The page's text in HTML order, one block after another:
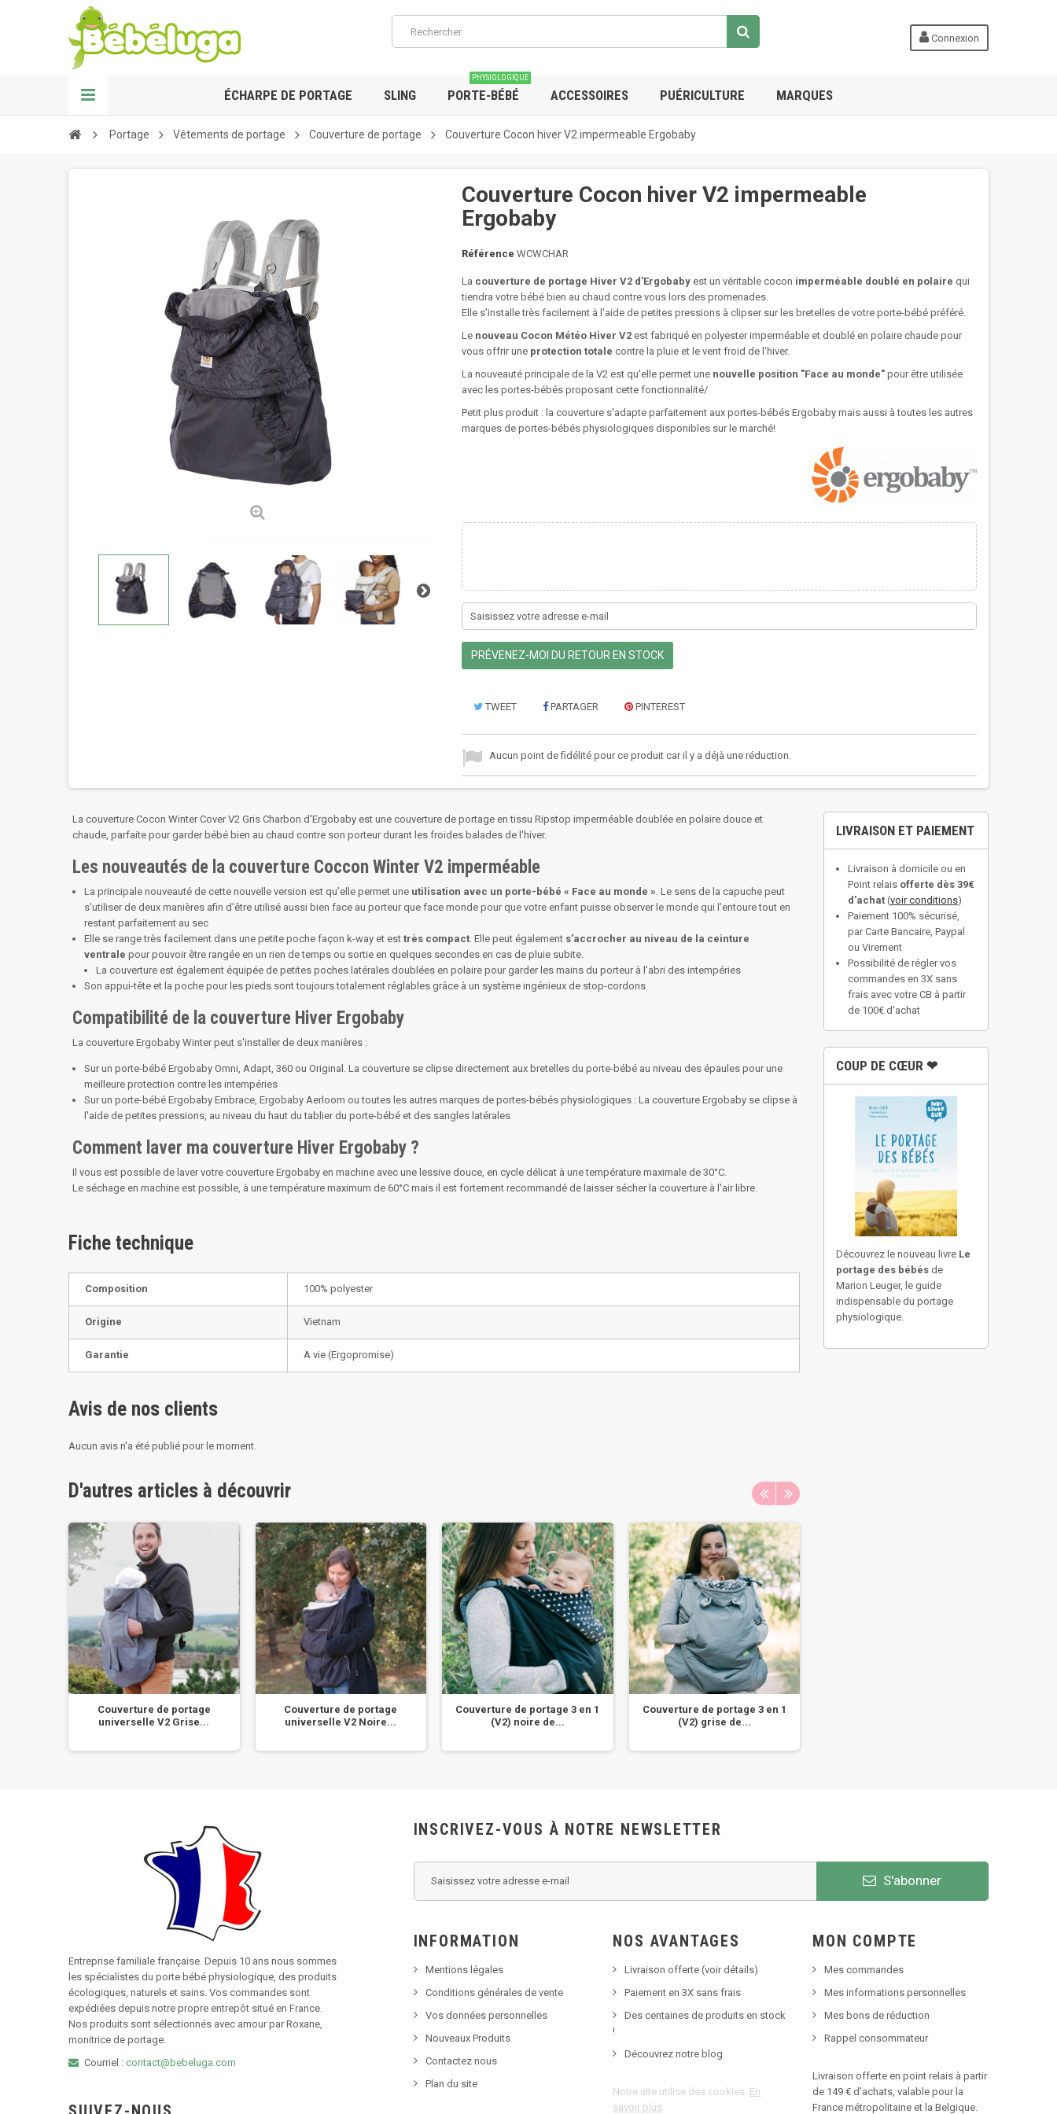
Connexion
ÉCHARPE DE PORTAGE SLING PORTE-BÉBÉ
PHYSIOLOGIQUE
ACCESSOIRES PUÉRICULTURE MARQUES
Portage Vêtements de portage Couverture de portage Couverture Cocon hiver V2 impermeable Ergobaby
Couverture Cocon hiver V2 impermeable
Ergobaby
Référence WCWCHAR
La couverture de portage Hiver V2 d'Ergobaby est un véritable cocon imperméable doublé en polaire qui
tiendra votre bébé bien au chaud contre vous lors des promenades.
Elle s'installe très facilement à l'aide de petites pressions à clipser sur les bretelles de votre porte-bébé préféré.
Le nouveau Cocon Météo Hiver V2 est fabriqué en polyester imperméable et doublé en polaire chaude pour
vous offrir une protection totale contre la pluie et le vent froid de l'hiver.
La nouveauté principale de la V2 est qu'elle permet une nouvelle position "Face au monde" pour être utilisée
avec les portes-bébés proposant cette fonctionnalité/
Petit plus produit : la couverture s'adapte parfaitement aux portes-bébés Ergobaby mais aussi à toutes les autres
marques de portes-bébés physiologiques disponibles sur le marché!
PRÉVENEZ-MOI DU RETOUR EN STOCK
TWEET PARTAGER PINTEREST
Aucun point de fidélité pour ce produit car il y a déjà une réduction.
La couverture Cocon Winter Cover V2 Gris Charbon d'Ergobaby est une couverture de portage en tissu Ripstop imperméable doublée en polaire douce et
chaude, parfaite pour garder bébé bien au chaud contre son porteur durant les froides balades de l'hiver.
Les nouveautés de la couverture Coccon Winter V2 imperméable
La principale nouveauté de cette nouvelle version est qu’elle permet une utilisation avec un porte-bébé « Face au monde ». Le sens de la capuche peut
s’utiliser de deux manières afin d’être utilisé aussi bien face au porteur que face monde pour que votre enfant puisse observer le monde qui l’entoure tout en
restant parfaitement au sec
Elle se range très facilement dans une petite poche façon k-way et est très compact. Elle peut également s’accrocher au niveau de la ceinture
ventrale pour pouvoir être rangée en un rien de temps ou sortie en quelques secondes en cas de pluie subite.
La couverture est également équipée de petites poches latérales doublées en polaire pour garder les mains du porteur à l’abri des intempéries
Son appui-tête et la poche pour les pieds sont toujours totalement réglables grâce à un système ingénieux de stop-cordons
Compatibilité de la couverture Hiver Ergobaby
La couverture Ergobaby Winter peut s'installer de deux manières :
Sur un porte-bébé Ergobaby Omni, Adapt, 360 ou Original. La couverture se clipse directement aux bretelles du porte-bébé au niveau des épaules pour une
meilleure protection contre les intempéries
Sur un porte-bébé Ergobaby Embrace, Ergobaby Aerloom ou toutes les autres marques de portes-bébés physiologiques : La couverture Ergobaby se clipse à
l'aide de petites pressions, au niveau du haut du tablier du porte-bébé et des sangles latérales
Comment laver ma couverture Hiver Ergobaby ?
Il vous est possible de laver votre couverture Ergobaby en machine avec une lessive douce, en cycle délicat à une température maximale de 30°C.
Le séchage en machine est possible, à une température maximum de 60°C mais il est fortement recommandé de laisser sécher la couverture à l'air libre.
Fiche technique
Composition 100% polyester
Origine Vietnam
Garantie A vie (Ergopromise)
Avis de nos clients
Aucun avis n'a été publié pour le moment.
D'autres articles à découvrir
Couverture de portage
universelle V2 Grise...
Couverture de portage
universelle V2 Noire...
Couverture de portage 3 en 1
(V2) noire de...
Couverture de portage 3 en 1
(V2) grise de...
LIVRAISON ET PAIEMENT
Livraison à domicile ou en
Point relais offerte dès 39€
d'achat (voir conditions)
Paiement 100% sécurisé,
par Carte Bancaire, Paypal
ou Virement
Possibilité de régler vos
commandes en 3X sans
frais avec votre CB à partir
de 100€ d'achat
COUP DE CŒUR ❤
Découvrez le nouveau livre Le
portage des bébés de
Marion Leuger, le guide
indispensable du portage
physiologique.
Entreprise familiale française. Depuis 10 ans nous sommes
les spécialistes du porte bébé physiologique, des produits
écologiques, naturels et sains. Vos commandes sont
expédiées depuis notre propre entrepôt situé en France.
Nos produits sont sélectionnés avec amour par Roxane,
monitrice de portage.
Courriel : contact@bebeluga.com
INSCRIVEZ-VOUS À NOTRE NEWSLETTER
S'abonner
INFORMATION
Mentions légales
Conditions générales de vente
Vos données personnelles
Nouveaux Produits
Contactez nous
Plan du site
NOS AVANTAGES
Livraison offerte (voir détails)
Paiement en 3X sans frais
Des centaines de produits en stock
!
Découvrez notre blog
Notre site utilise des cookies. En
savoir plus
MON COMPTE
Mes commandes
Mes informations personnelles
Mes bons de réduction
Rappel consommateur
Livraison offerte en point relais à partir
de 149 € d'achats, valable pour la
France métropolitaine et la Belgique.